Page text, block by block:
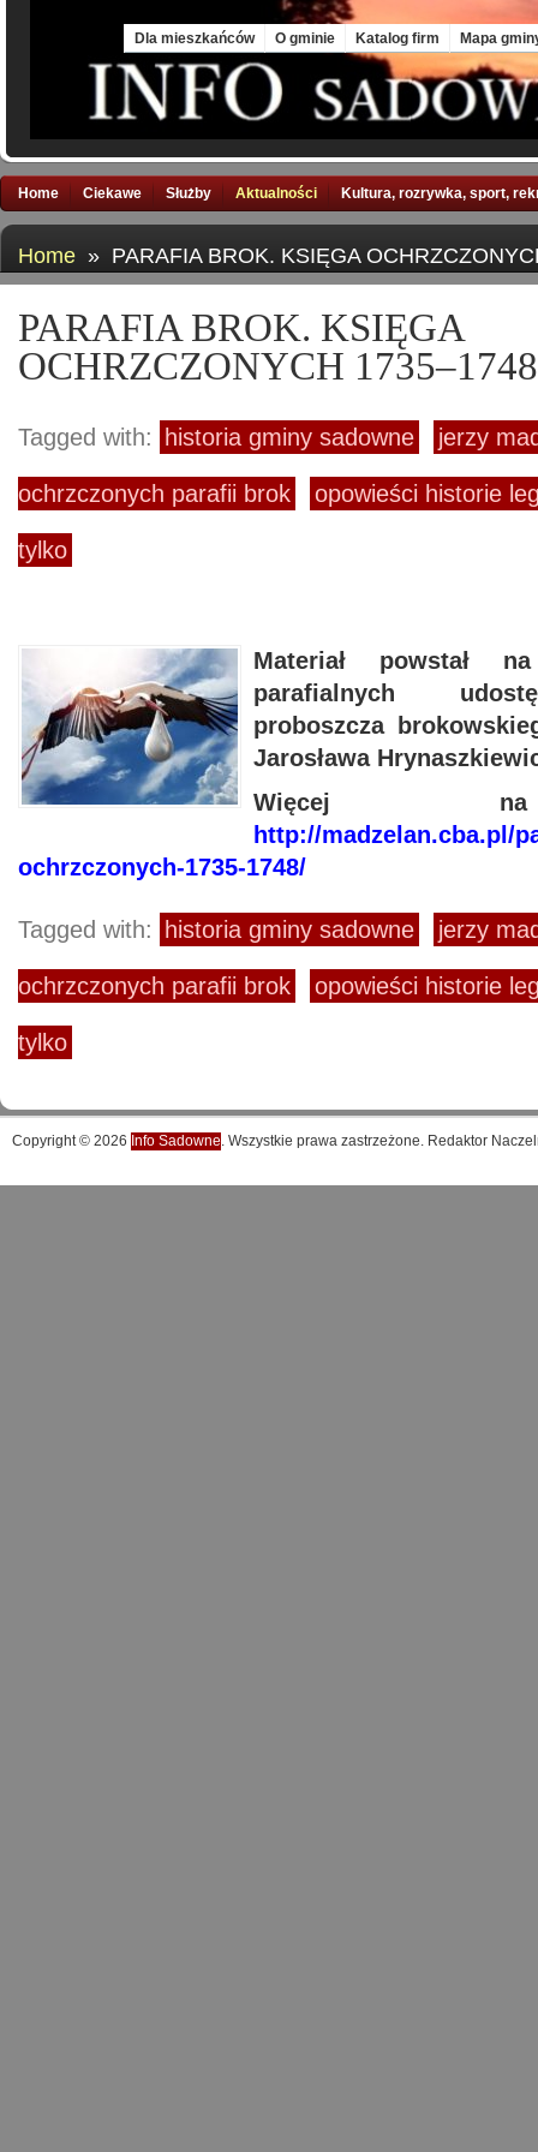
Dla mieszkańców O gminie Katalog firm Mapa
Home Ciekawe Służby Aktualności Kultura, rozrywka, sport,
Home » PARAFIA BROK. KSIĘGA
PARAFIA BROK. KSIĘGA
OCHRZCZONYCH 1735–1748
Tagged with: historia gminy sadowne jerzy
ochrzczonych parafii brok opowieści historie
tylko
Materiał powstał
parafialnych
proboszcza
Jarosława
Więcej
http://madzelan.cba.pl/
ochrzczonych-1735-1748/
Tagged with: historia gminy sadowne jerzy
ochrzczonych parafii brok opowieści historie
tylko
Copyright © 2026 Info Sadowne. Wszystkie prawa zastrzeżone. Redaktor